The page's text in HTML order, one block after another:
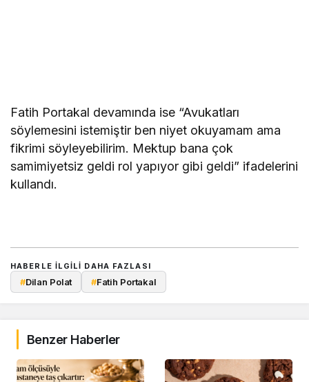
Fatih Portakal devamında ise “Avukatları
söylemesini istemiştir ben niyet okuyamam ama
fikrimi söyleyebilirim. Mektup bana çok
samimiyetsiz geldi rol yapıyor gibi geldi” ifadelerini
kullandı.
HABERLE ILGILI DAHA FAZLASI
#Dilan Polat #Fatih Portakal
Benzer Haberler